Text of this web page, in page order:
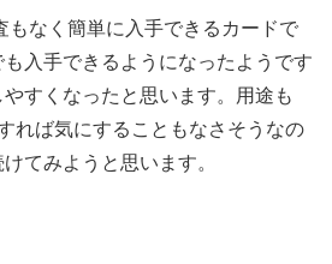
もなく簡単に入手できるカードで
入手できるようになったようです
すくなったと思います。用途も
れば気にすることもなさそうなの
てみようと思います。